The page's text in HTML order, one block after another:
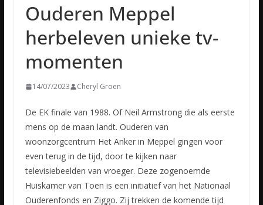
Ouderen Meppel
herbeleven unieke tv-
momenten
14/07/2023 Cheryl Groen
De EK finale van 1988. Of Neil Armstrong die als eerste
mens op de maan landt. Ouderen van
woonzorgcentrum Het Anker in Meppel gingen voor
even terug in de tijd, door te kijken naar
televisiebeelden van vroeger. Deze zogenoemde
Huiskamer van Toen is een initiatief van het Nationaal
Ouderenfonds en Ziggo. Zij trekken de komende tijd